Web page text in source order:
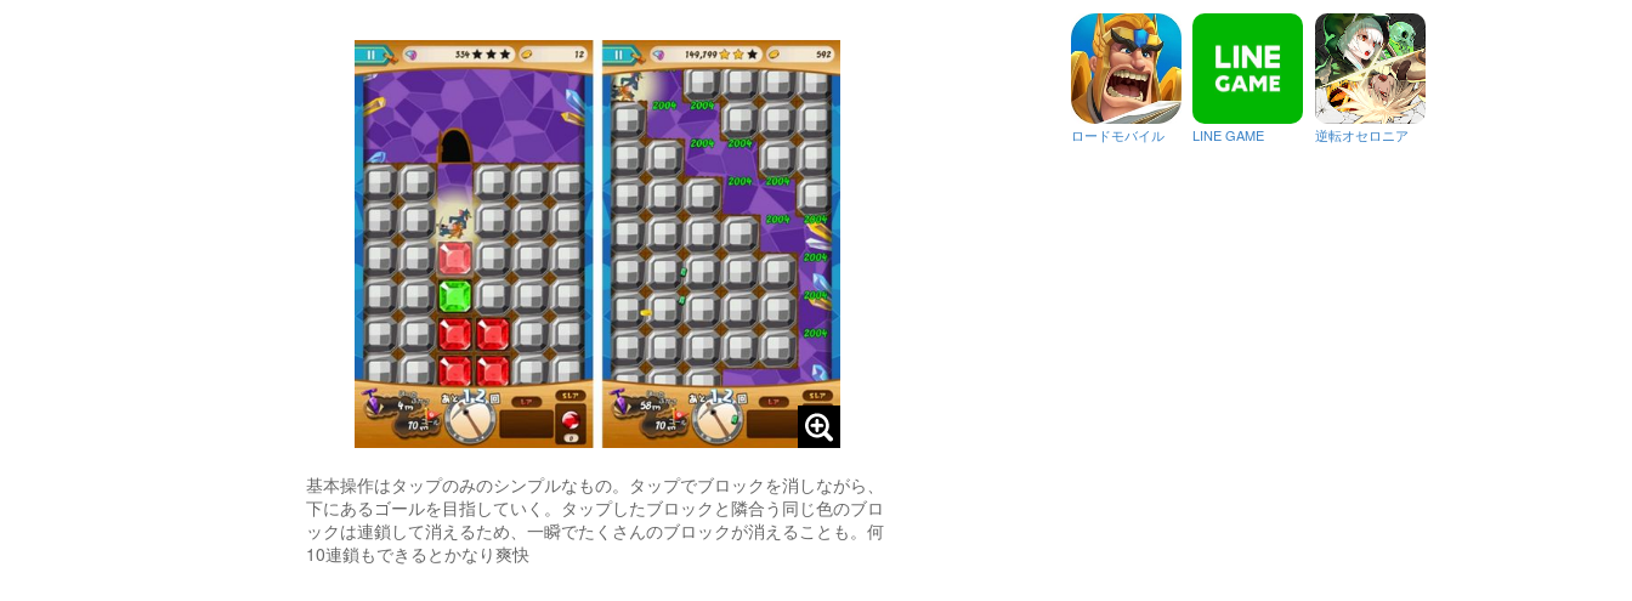
基本操作はタップのみのシンプルなもの。タップでブロックを消しながら、
下にあるゴールを目指していく。タップしたブロックと隣合う同じ色のブロ
ックは連鎖して消えるため、一瞬でたくさんのブロックが消えることも。何
10連鎖もできるとかなり爽快
ロードモバイル LINE GAME 逆転オセロニア